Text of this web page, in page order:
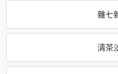
雜七
清茶